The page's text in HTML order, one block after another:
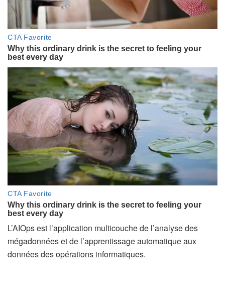
L’AIOps est l’application multicouche de l’analyse des
mégadonnées et de l’apprentissage automatique aux
données des opérations informatiques.